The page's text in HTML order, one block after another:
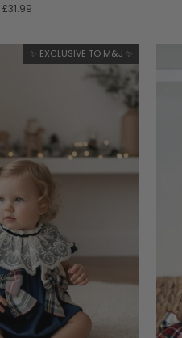
£31.99
✨ EXCLUSIVE TO M&J ✨